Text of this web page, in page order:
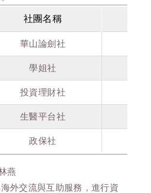
社團名稱
華山論劍社
學姐社
投資理財社
生醫平台社
政保社
燕
外交流與互助服務，進行資